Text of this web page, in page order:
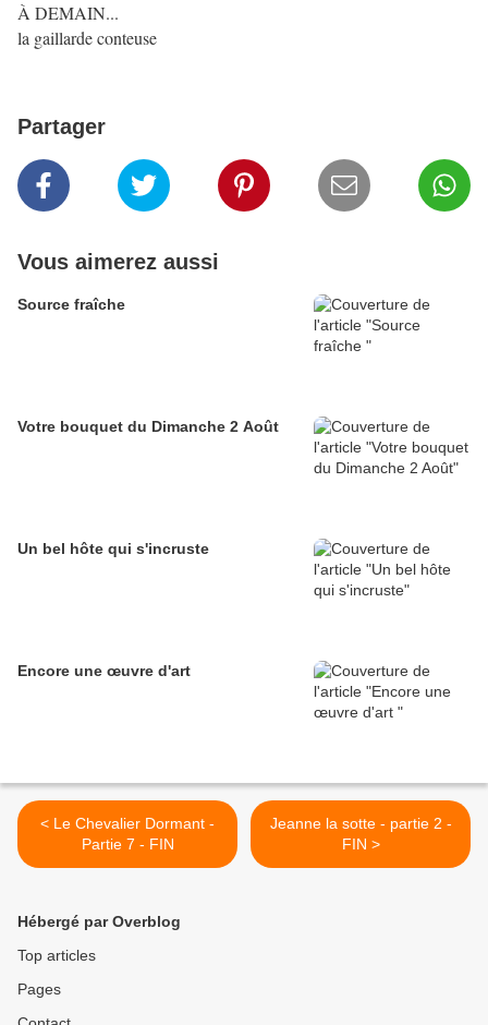
À DEMAIN...
la gaillarde conteuse
Partager
Vous aimerez aussi
Source fraîche
Votre bouquet du Dimanche 2 Août
Un bel hôte qui s'incruste
Encore une œuvre d'art
< Le Chevalier Dormant -
Partie 7 - FIN
Jeanne la sotte - partie 2 -
FIN >
Hébergé par Overblog
Top articles
Pages